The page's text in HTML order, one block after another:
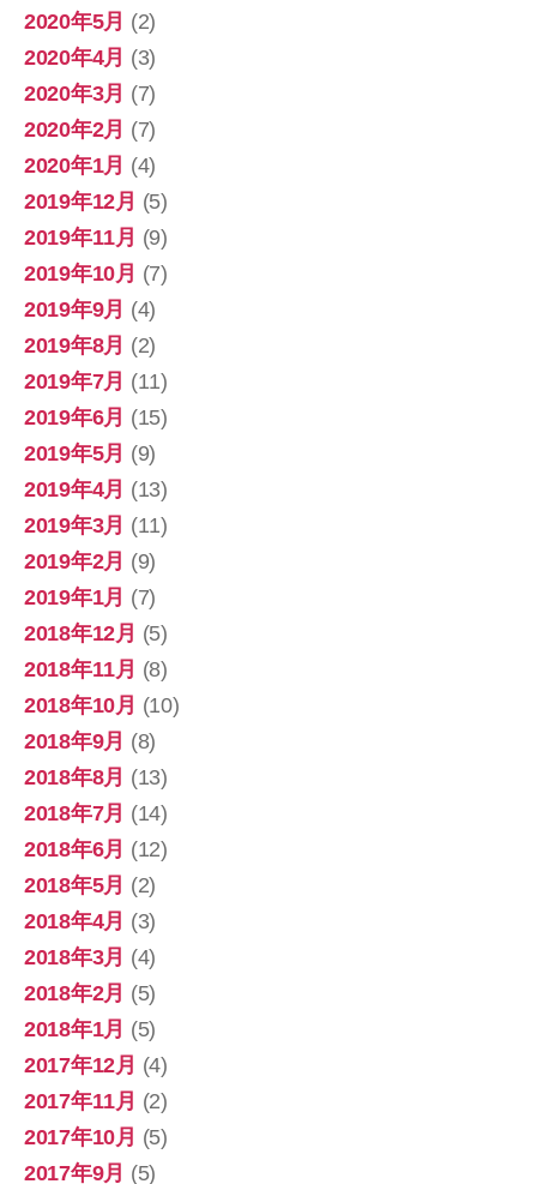
2020年5月 (2)
2020年4月 (3)
2020年3月 (7)
2020年2月 (7)
2020年1月 (4)
2019年12月 (5)
2019年11月 (9)
2019年10月 (7)
2019年9月 (4)
2019年8月 (2)
2019年7月 (11)
2019年6月 (15)
2019年5月 (9)
2019年4月 (13)
2019年3月 (11)
2019年2月 (9)
2019年1月 (7)
2018年12月 (5)
2018年11月 (8)
2018年10月 (10)
2018年9月 (8)
2018年8月 (13)
2018年7月 (14)
2018年6月 (12)
2018年5月 (2)
2018年4月 (3)
2018年3月 (4)
2018年2月 (5)
2018年1月 (5)
2017年12月 (4)
2017年11月 (2)
2017年10月 (5)
2017年9月 (5)